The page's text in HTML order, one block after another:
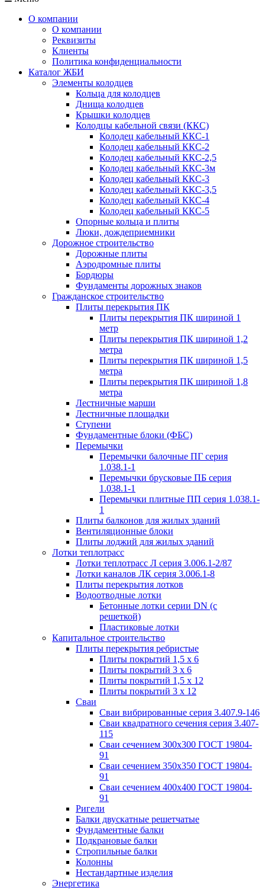
О компании
О компании
Реквизиты
Клиенты
Политика конфиденциальности
Каталог ЖБИ
Элементы колодцев
Кольца для колодцев
Днища колодцев
Крышки колодцев
Колодцы кабельной связи (ККС)
Колодец кабельный ККС-1
Колодец кабельный ККС-2
Колодец кабельный ККС-2,5
Колодец кабельный ККС-3м
Колодец кабельный ККС-3
Колодец кабельный ККС-3,5
Колодец кабельный ККС-4
Колодец кабельный ККС-5
Опорные кольца и плиты
Люки, дождеприемники
Дорожное строительство
Дорожные плиты
Аэродромные плиты
Бордюры
Фундаменты дорожных знаков
Гражданское строительство
Плиты перекрытия ПК
Плиты перекрытия ПК шириной 1
метр
Плиты перекрытия ПК шириной 1,2
метра
Плиты перекрытия ПК шириной 1,5
метра
Плиты перекрытия ПК шириной 1,8
метра
Лестничные марши
Лестничные площадки
Ступени
Фундаментные блоки (ФБС)
Перемычки
Перемычки балочные ПГ серия
1.038.1-1
Перемычки брусковые ПБ серия
1.038.1-1
Перемычки плитные ПП серия 1.038.1-
1
Плиты балконов для жилых зданий
Вентиляционные блоки
Плиты лоджий для жилых зданий
Лотки теплотрасс
Лотки теплотрасс Л серия 3.006.1-2/87
Лотки каналов ЛК серия 3.006.1-8
Плиты перекрытия лотков
Водоотводные лотки
Бетонные лотки серии DN (с
решеткой)
Пластиковые лотки
Капитальное строительство
Плиты перекрытия ребристые
Плиты покрытий 1,5 x 6
Плиты покрытий 3 x 6
Плиты покрытий 1,5 x 12
Плиты покрытий 3 x 12
Сваи
Сваи вибрированные серия 3.407.9-146
Сваи квадратного сечения серия 3.407-
115
Сваи сечением 300х300 ГОСТ 19804-
91
Сваи сечением 350х350 ГОСТ 19804-
91
Сваи сечением 400х400 ГОСТ 19804-
91
Ригели
Балки двускатные решетчатые
Фундаментные балки
Подкрановые балки
Стропильные балки
Колонны
Нестандартные изделия
Энергетика